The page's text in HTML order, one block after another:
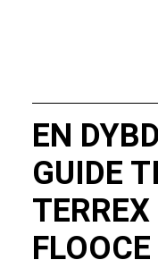
EN
GUIDE